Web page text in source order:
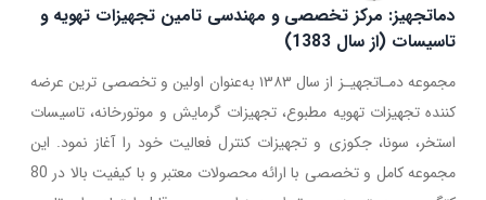
دماتجهیز: مرکز تخصصی و مهندسی تامین تجهیزات تهویه و
تاسیسات (از سال 1383)
مجموعه دمـاتجهیـز از سال ۱۳۸۳ به‌عنوان اولین و تخصصی ترین عرضه
کننده تجهیزات تهویه مطبوع، تجهیزات گرمایش و موتورخانه، تاسیسات
استخر، سونا، جکوزی و تجهیزات کنترل فعالیت خود را آغاز نمود. این
مجموعه کامل و تخصصی با ارائه محصولات معتبر و با کیفیت بالا در 80